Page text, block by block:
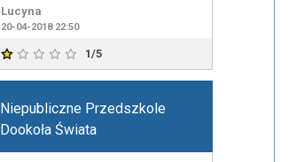
Lucyna
20-04-2018 22:50
1/5
Niepubliczne Przedszkole
Dookoła Świata